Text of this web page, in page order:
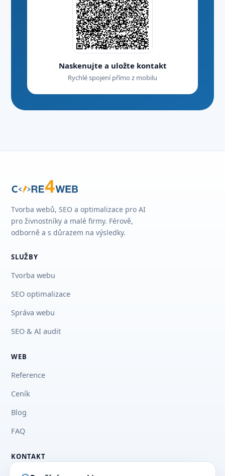
Naskenujte a uložte kontakt
Rychlé spojení přímo z mobilu
Tvorba webů, SEO a optimalizace pro AI
pro živnostníky a malé firmy. Férově,
odborně a s důrazem na výsledky.
SLUŽBY
Tvorba webu
SEO optimalizace
Správa webu
SEO & AI audit
WEB
Reference
Ceník
Blog
FAQ
KONTAKT